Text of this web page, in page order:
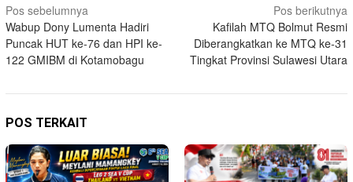
Navigasi
pos
Pos sebelumnya
Wabup Dony Lumenta Hadiri
Puncak HUT ke-76 dan HPI ke-
122 GMIBM di Kotamobagu
Pos berikutnya
Kafilah MTQ Bolmut Resmi
Diberangkatkan ke MTQ ke-31
Tingkat Provinsi Sulawesi Utara
POS TERKAIT